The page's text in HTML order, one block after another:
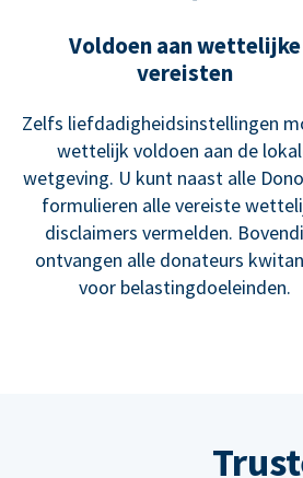
Voldoen aan wettelijke
vereisten
Zelfs liefdadigheidsinstellingen
wettelijk voldoen aan de
wetgeving. U kunt naast alle
formulieren alle vereiste
disclaimers vermelden.
ontvangen alle donateurs
voor belastingdoeleinden.